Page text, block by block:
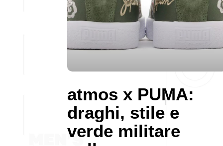
atmos x PUMA:
draghi, stile e
verde militare